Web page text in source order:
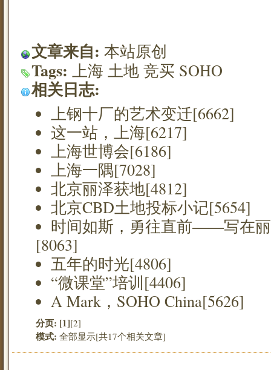
文章来自: 本站原创
Tags: 上海 土地 竞买 SOHO
相关日志:
上钢十厂的艺术变迁[6662]
这一站，上海[6217]
上海世博会[6186]
上海一隅[7028]
北京丽泽获地[4812]
北京CBD土地投标小记[5654]
时间如斯，勇往直前——写在丽
[8063]
五年的时光[4806]
“微课堂”培训[4406]
A Mark，SOHO China[5626]
分页: [1][2]
模式: 全部显示[共17个相关文章]